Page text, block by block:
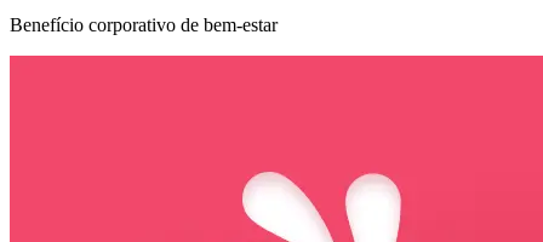
Benefício corporativo de bem-estar